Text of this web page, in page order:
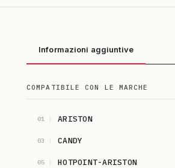
Informazioni aggiuntive
COMPATIBILE CON LE MARCHE
01 ARISTON
03 CANDY
05 HOTPOINT-ARISTON